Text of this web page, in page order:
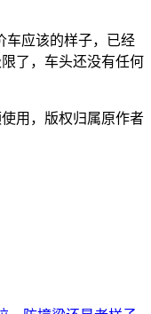
车应该的样子，已经
了，车头还没有任何
用，版权归属原作者